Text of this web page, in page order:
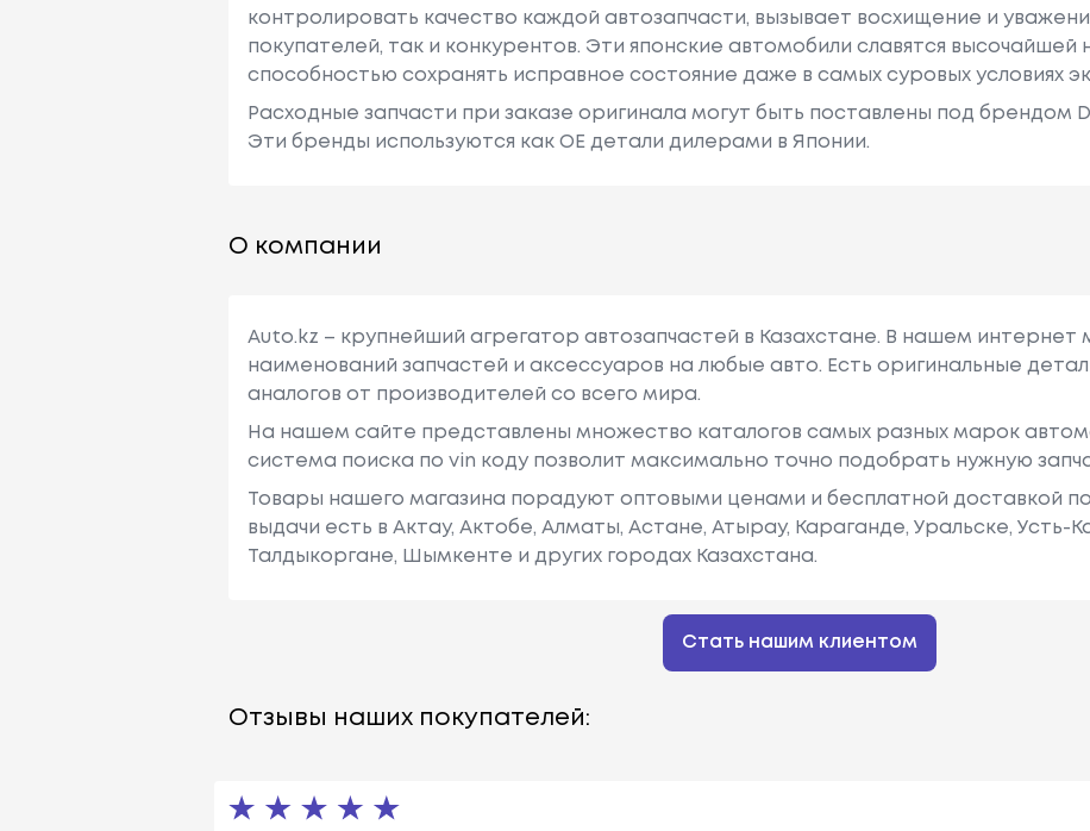
контролировать качество каждой автозапчасти, вызывает восхищение и
покупателей, так и конкурентов. Эти японские автомобили славятся
способностью сохранять исправное состояние даже в самых суровых условиях
Расходные запчасти при заказе оригинала могут быть поставлены под брендом
Эти бренды используются как ОЕ детали дилерами в Японии.
О компании
Auto.kz – крупнейший агрегатор автозапчастей в Казахстане. В нашем интернет
наименований запчастей и аксессуаров на любые авто. Есть оригинальные
аналогов от производителей со всего мира.
На нашем сайте представлены множество каталогов самых разных марок
система поиска по vin коду позволит максимально точно подобрать нужную
Товары нашего магазина порадуют оптовыми ценами и бесплатной доставкой
выдачи есть в Актау, Актобе, Алматы, Астане, Атырау, Караганде, Уральске, Усть-
Талдыкоргане, Шымкенте и других городах Казахстана.
Стать нашим клиентом
Отзывы наших покупателей: